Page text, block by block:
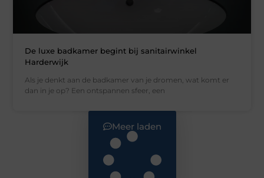
De luxe badkamer begint bij sanitairwinkel
Harderwijk
Als je denkt aan de badkamer van je dromen, wat komt er
dan in je op? Een ontspannen sfeer, een
Meer laden